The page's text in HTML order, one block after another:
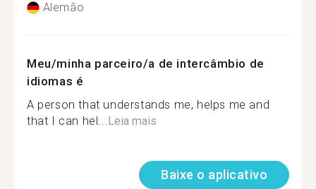
Alemão
Meu/minha parceiro/a de intercâmbio de
idiomas é
A person that understands me, helps me and
that I can hel...Leia mais
Baixe o aplicativo